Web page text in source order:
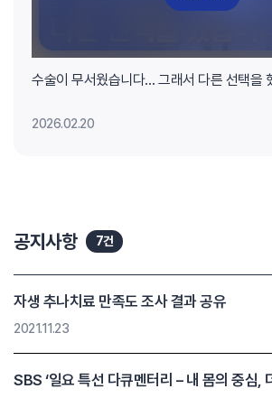
수술이 무서웠습니다… 그래서 다른 선택을
2026.02.20
공지사항 7건
자생 추나치료 만족도 조사 결과 공유
2021.11.23